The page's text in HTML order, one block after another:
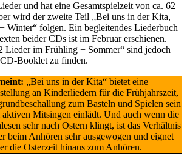
und hat eine Gesamtspielzeit von ca. 62
wird der zweite Teil „Bei uns in der Kita,
Winter“ folgen. Ein begleitendes Liederbuch
beider CDs ist im Februar erschienen.
Lieder im Frühling + Sommer“ sind jedoch
Booklet zu finden.
„Bei uns in der Kita“ bietet eine
an Kinderliedern für die Frühjahrszeit,
zum Basteln und Spielen sein
aktiven Mitsingen einlädt. Und auch wenn die
sehr nach Ostern klingt, ist das Verhältnis
beim Anhören sehr ausgewogen und eignet
die Osterzeit hinaus zum Anhören.